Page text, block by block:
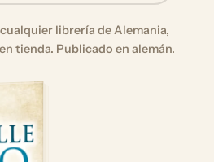
librería de Alemania,
tienda. Publicado en alemán.